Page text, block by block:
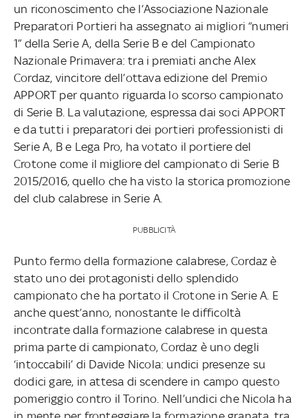
un riconoscimento che l’Associazione Nazionale
Preparatori Portieri ha assegnato ai migliori “numeri
1” della Serie A, della Serie B e del Campionato
Nazionale Primavera: tra i premiati anche Alex
Cordaz, vincitore dell’ottava edizione del Premio
APPORT per quanto riguarda lo scorso campionato
di Serie B. La valutazione, espressa dai soci APPORT
e da tutti i preparatori dei portieri professionisti di
Serie A, B e Lega Pro, ha votato il portiere del
Crotone come il migliore del campionato di Serie B
2015/2016, quello che ha visto la storica promozione
del club calabrese in Serie A.
PUBBLICITÀ
Punto fermo della formazione calabrese, Cordaz è
stato uno dei protagonisti dello splendido
campionato che ha portato il Crotone in Serie A. E
anche quest’anno, nonostante le difficoltà
incontrate dalla formazione calabrese in questa
prima parte di campionato, Cordaz è uno degli
‘intoccabili’ di Davide Nicola: undici presenze su
dodici gare, in attesa di scendere in campo questo
pomeriggio contro il Torino. Nell’undici che Nicola ha